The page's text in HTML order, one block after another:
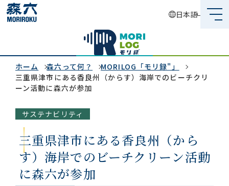
日本語
企業情報
事業内容
サステナビリティ
投資家情報
採用情報
ホーム 森六って何？
MORILOG「モリ録"」
三重県津市にある香良州（からす）海岸でのビーチクリ
ーン活動に森六が参加
サステナビリティ
三重県津市にある香良州（から
す）海岸でのビーチクリーン活動
に森六が参加